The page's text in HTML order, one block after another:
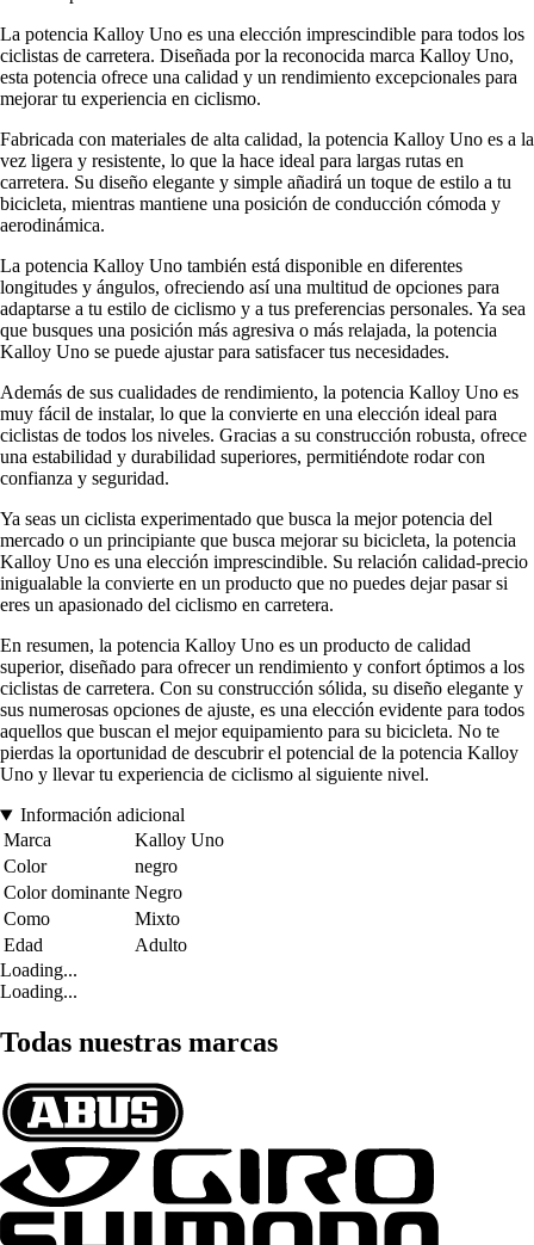
La potencia Kalloy Uno es una elección imprescindible para todos los
ciclistas de carretera. Diseñada por la reconocida marca Kalloy Uno,
esta potencia ofrece una calidad y un rendimiento excepcionales para
mejorar tu experiencia en ciclismo.
Fabricada con materiales de alta calidad, la potencia Kalloy Uno es a la
vez ligera y resistente, lo que la hace ideal para largas rutas en
carretera. Su diseño elegante y simple añadirá un toque de estilo a tu
bicicleta, mientras mantiene una posición de conducción cómoda y
aerodinámica.
La potencia Kalloy Uno también está disponible en diferentes
longitudes y ángulos, ofreciendo así una multitud de opciones para
adaptarse a tu estilo de ciclismo y a tus preferencias personales. Ya sea
que busques una posición más agresiva o más relajada, la potencia
Kalloy Uno se puede ajustar para satisfacer tus necesidades.
Además de sus cualidades de rendimiento, la potencia Kalloy Uno es
muy fácil de instalar, lo que la convierte en una elección ideal para
ciclistas de todos los niveles. Gracias a su construcción robusta, ofrece
una estabilidad y durabilidad superiores, permitiéndote rodar con
confianza y seguridad.
Ya seas un ciclista experimentado que busca la mejor potencia del
mercado o un principiante que busca mejorar su bicicleta, la potencia
Kalloy Uno es una elección imprescindible. Su relación calidad-precio
inigualable la convierte en un producto que no puedes dejar pasar si
eres un apasionado del ciclismo en carretera.
En resumen, la potencia Kalloy Uno es un producto de calidad
superior, diseñado para ofrecer un rendimiento y confort óptimos a los
ciclistas de carretera. Con su construcción sólida, su diseño elegante y
sus numerosas opciones de ajuste, es una elección evidente para todos
aquellos que buscan el mejor equipamiento para su bicicleta. No te
pierdas la oportunidad de descubrir el potencial de la potencia Kalloy
Uno y llevar tu experiencia de ciclismo al siguiente nivel.
Información adicional
Marca
Kalloy Uno
Color
negro
Color dominante Negro
Como
Mixto
Edad
Adulto
Loading...
Loading...
Todas nuestras marcas